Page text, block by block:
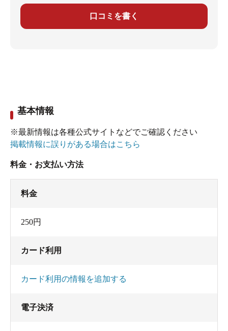
口コミを書く
基本情報
※最新情報は各種公式サイトなどでご確認ください
掲載情報に誤りがある場合はこちら
料金・お支払い方法
料金
250円
カード利用
カード利用の情報を追加する
電子決済